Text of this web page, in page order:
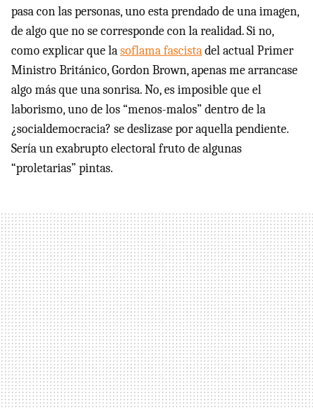
pasa con las personas, uno esta prendado de una imagen,
de algo que no se corresponde con la realidad. Si no,
como explicar que lasoflama fascistadel actual Primer
Ministro Británico, Gordon Brown, apenas me arrancase
algo más que una sonrisa. No, es imposible que el
laborismo, uno de los “menos-malos” dentro de la
¿socialdemocracia? se deslizase por aquella pendiente.
Sería un exabrupto electoral fruto de algunas
“proletarias” pintas.